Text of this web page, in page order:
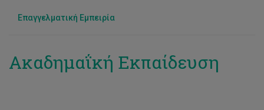
Επαγγελματική Εμπειρία
Ακαδημαΐκή Εκπαίδευση